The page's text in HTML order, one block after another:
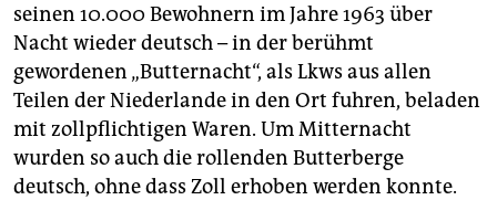
seinen 10.000 Bewohnern im Jahre 1963 über
Nacht wieder deutsch – in der berühmt
gewordenen „Butternacht“, als Lkws aus allen
Teilen der Niederlande in den Ort fuhren, beladen
mit zollpflichtigen Waren. Um Mitternacht
wurden so auch die rollenden Butterberge
deutsch, ohne dass Zoll erhoben werden konnte.